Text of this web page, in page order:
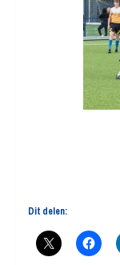
Dit delen: